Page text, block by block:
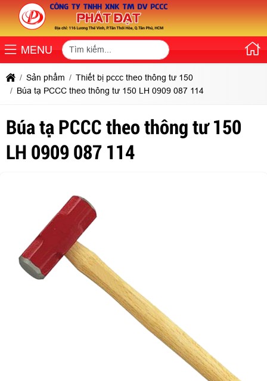
MENU
Sản phẩm
Thiết bị pccc theo thông tư 150
Búa tạ PCCC theo thông tư 150 LH 0909 087 114
Búa tạ PCCC theo thông tư 150
LH 0909 087 114